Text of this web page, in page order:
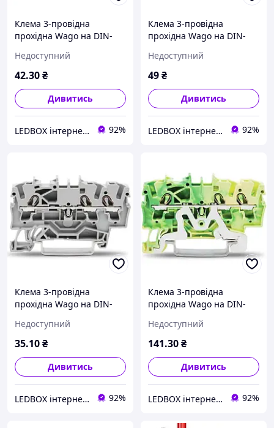
Клема 3-провідна
прохідна Wago на DIN-
1304
Недоступний
42.30₴
Дивитись
LEDBOX інтернет-магазин 92%
Клема 3-провідна
прохідна Wago на DIN-
1302
Недоступний
49₴
Дивитись
LEDBOX інтернет-магазин 92%
Клема 3-провідна
прохідна Wago на DIN-
1301
Недоступний
35.10₴
Дивитись
LEDBOX інтернет-магазин 92%
Клема 3-провідна
прохідна Wago на DIN-
заземлююча 2002-1307
Недоступний
141.30₴
Дивитись
LEDBOX інтернет-магазин 92%